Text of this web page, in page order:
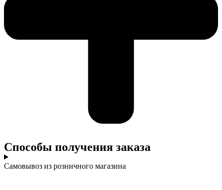
Cпособы получения заказа
Самовывоз из розничного магазина